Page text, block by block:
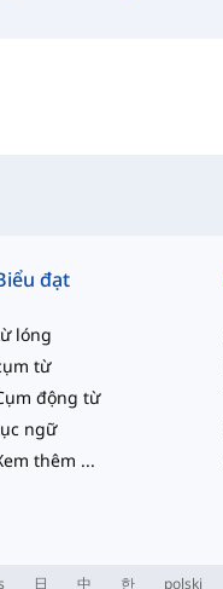
đạt
lóng
từ
động từ
ngữ
thêm ...
日 中 한 polski